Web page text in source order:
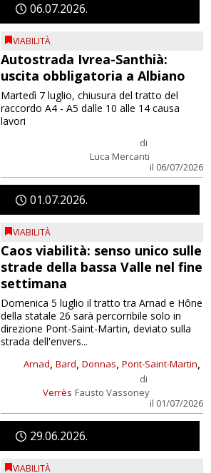
0607 2026
VIABILITÀ
Autostrada Ivrea-Santhià:
uscita obbligatoria a Albiano
di
Luca Mercanti
il 06/07/2026
Martedì 7 luglio, chiusura del tratto del
raccordo A4 - A5 dalle 10 alle 14 causa
lavori
01 07 2026
VIABILITÀ
Caos viabilità: senso unico sulle
strade della bassa Valle nel fine
settimana
Arnad, Bard, Donnas, Pont-Saint-Martin,
Verrès
di
Fausto Vassoney
il 01/07/2026
Domenica 5 luglio il tratto tra Arnad e Hône
della statale 26 sarà percorribile solo in
direzione Pont-Saint-Martin, deviato sulla
strada dell'envers...
2906 2026
VIABILITÀ